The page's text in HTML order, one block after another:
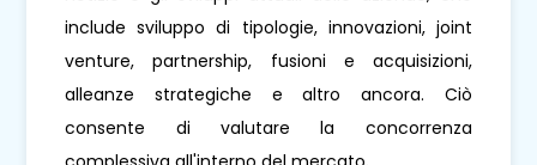
include sviluppo di tipologie, innovazioni, joint
venture, partnership, fusioni e acquisizioni,
alleanze strategiche e altro ancora. Ciò
consente di valutare la concorrenza